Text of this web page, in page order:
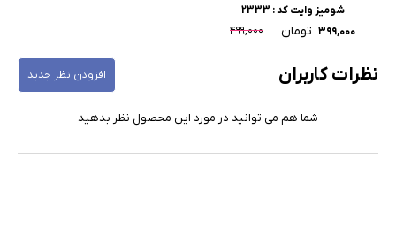
شومیز وایت کد : 2333
۳۹۹,۰۰۰ تومان ۴۹۹,۰۰۰
نظرات کاربران افزودن نظر جدید
شما هم می توانید در مورد این محصول نظر بدهید